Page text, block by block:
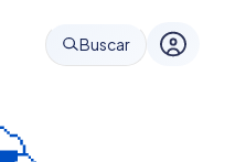
Buscar